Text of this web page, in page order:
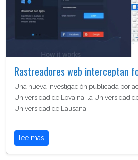
Rastreadores web interceptan
Una nueva investigación publicada por
Universidad de Lovaina, la Universidad
Universidad de Lausana…
lee más